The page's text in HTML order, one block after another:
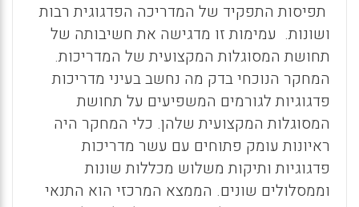
תפיסות התפקיד של המדריכה הפדגוגית רבות
ושונות. עמימות זו מדגישה את חשיבותה של
תחושת המסוגלות המקצועית של המדריכות.
המחקר הנוכחי בדק מה נחשב בעיני מדריכות
פדגוגיות לגורמים המשפיעים על תחושת
המסוגלות המקצועית שלהן. כלי המחקר היה
ראיונות עומק פתוחים עם עשר מדריכות
פדגוגיות ותיקות משלוש מכללות שונות
וממסלולים שונים. הממצא המרכזי הוא התנאי